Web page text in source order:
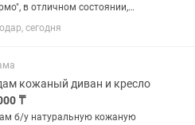
в отличном состоянии,
Беларусь. В комплект
Пенал однодверный - 2 шт,
под телевизор размер...
сегодня
кожаный диван и кресло
₸
б/у натуральную кожаную